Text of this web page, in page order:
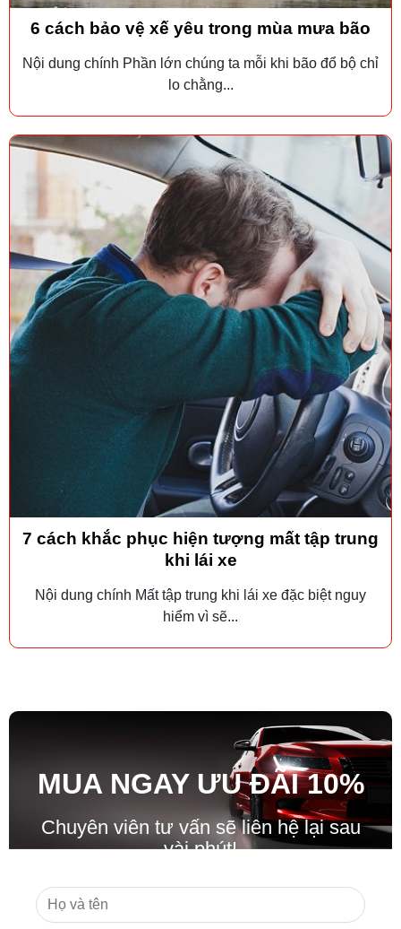
6 cách bảo vệ xế yêu trong mùa mưa bão
Nội dung chính Phần lớn chúng ta mỗi khi bão đổ bộ chỉ
lo chằng...
7 cách khắc phục hiện tượng mất tập trung
khi lái xe
Nội dung chính Mất tập trung khi lái xe đặc biệt nguy
hiểm vì sẽ...
MUA NGAY ƯU ĐÃI10%
Chuyên viên tư vấn sẽ liên hệ lại sau
vài phút!